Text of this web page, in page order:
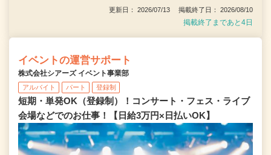
更新日： 2026/07/13 掲載終了日： 2026/08/10
掲載終了まであと4日
イベントの運営サポート
株式会社シアーズ イベント事業部
アルバイト パート 登録制
短期・単発OK（登録制）！コンサート・フェス・ライブ
会場などでのお仕事！【日給3万円×日払いOK】